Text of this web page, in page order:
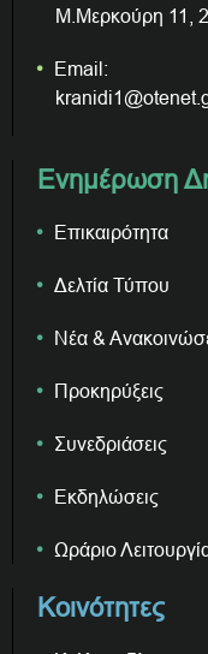
Μ.Μερκούρη 11,
Email:
Ενημέρωση
Επικαιρότητα
Δελτία Τύπου
Νέα &
Προκηρύξεις
Συνεδριάσεις
Εκδηλώσεις
Ωράριο
Κοινότητες